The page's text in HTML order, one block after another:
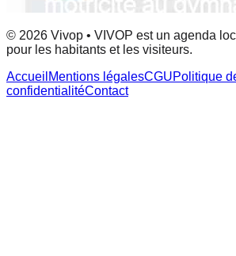
© 2026 Vivop • VIVOP est un agenda
pour les habitants et les visiteurs.
Accueil Mentions légalesCGUPolitique
confidentialitéContact